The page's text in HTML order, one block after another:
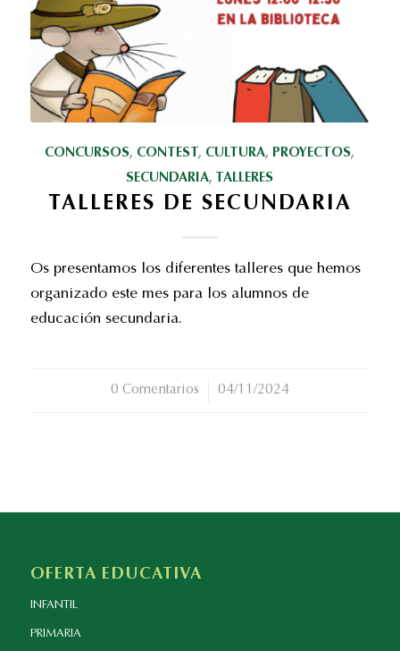
CONCURSOS, CONTEST, CULTURA, PROYECTOS,
SECUNDARIA, TALLERES
TALLERES DE SECUNDARIA
Os presentamos los diferentes talleres que hemos
organizado este mes para los alumnos de
educación secundaria.
0 Comentarios
/ 04/11/2024
OFERTA EDUCATIVA
INFANTIL
PRIMARIA